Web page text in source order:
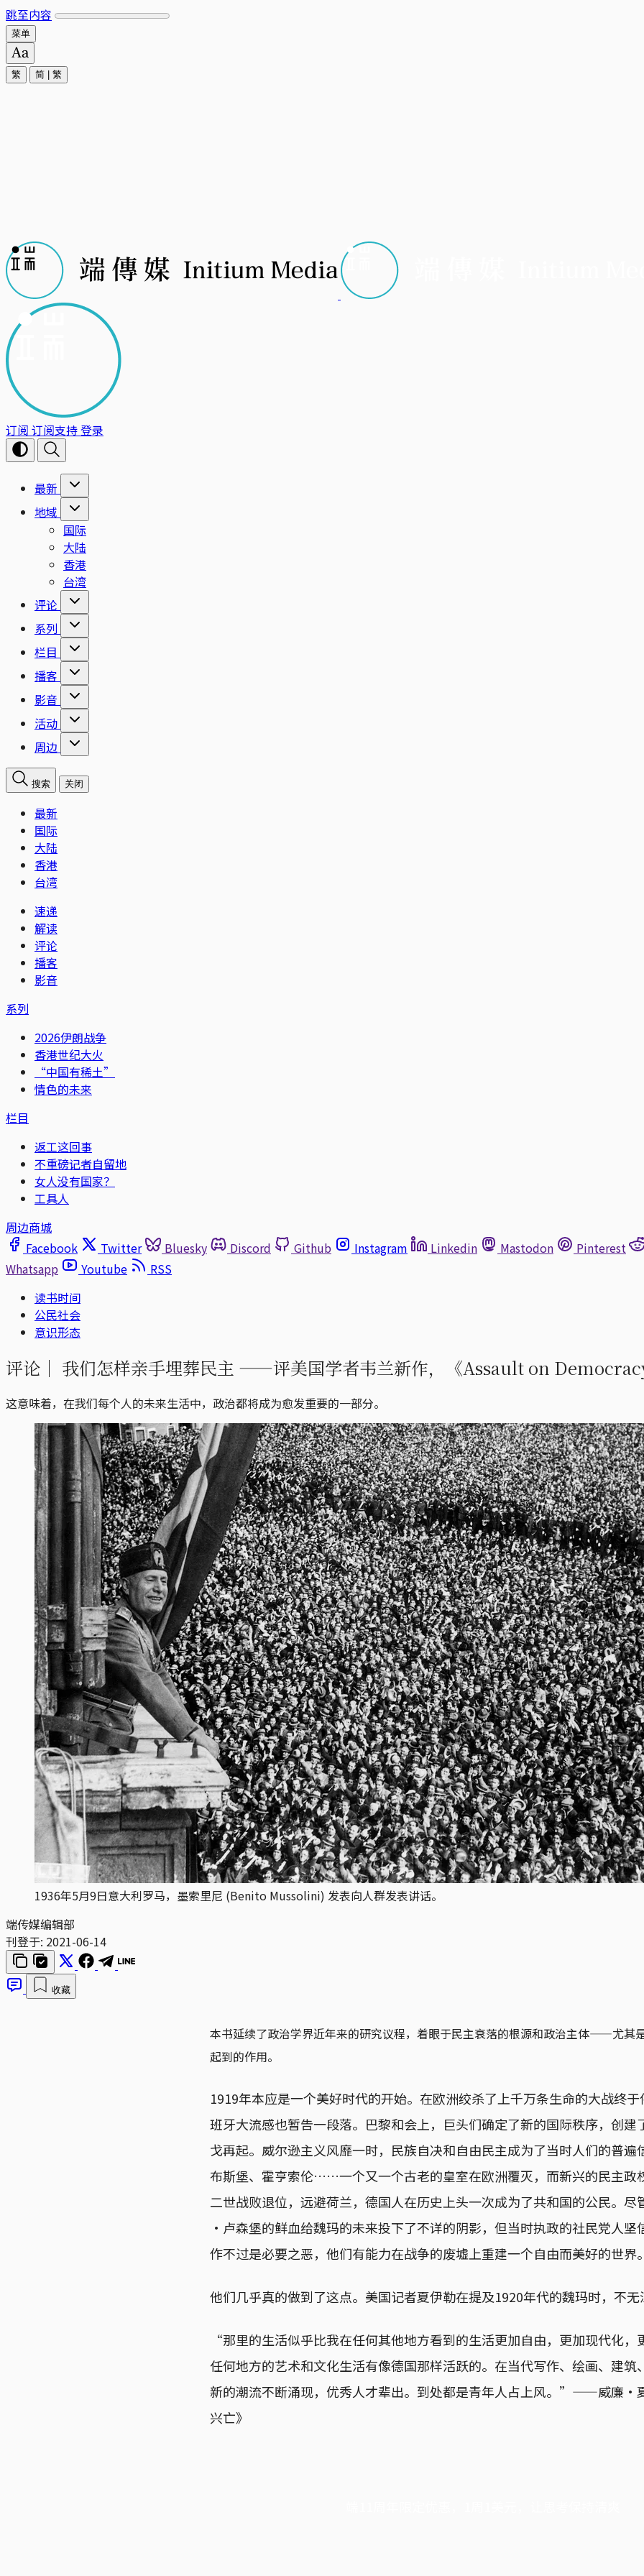
跳至内容
菜单
繁 简 繁
订阅 订阅支持登录
最新
地域
国际
大陆
香港
台湾
评论
系列
栏目
播客
影音
活动
周边
搜索 关闭
最新
国际
大陆
香港
台湾
速递
解读
评论
播客
影音
系列
2026伊朗战争
香港世纪大火
“中国有稀土”
情色的未来
栏目
返工这回事
不重磅记者自留地
女人没有国家？
工具人
周边商城
Facebook
Twitter Bluesky Discord Github Instagram Linkedin Mastodon
Pinterest
Whatsapp
Youtube
RSS
读书时间
公民社会
意识形态
评论｜ 我们怎样亲手埋葬民主 ——评美国学者韦兰新作，《Assault on
这意味着，在我们每个人的未来生活中，政治都将成为愈发重要的一部分。
1936年5月9日意大利罗马，墨索里尼 (Benito Mussolini) 发表向人群发表讲话。
端传媒编辑部
刊登于: 2021-06-14
收藏
本书延续了政治学界近年来的研究议程，着眼于民主衰落的根源和政治主体——尤
起到的作用。
1919年本应是一个美好时代的开始。在欧洲绞杀了上千万条生命的大战终
班牙大流感也暂告一段落。巴黎和会上，巨头们确定了新的国际秩序，创建
戈再起。威尔逊主义风靡一时，民族自决和自由民主成为了当时人们的普遍
布斯堡、霍亨索伦……一个又一个古老的皇室在欧洲覆灭，而新兴的民主政
二世战败退位，远避荷兰，德国人在历史上头一次成为了共和国的公民。尽
·卢森堡的鲜血给魏玛的未来投下了不详的阴影，但当时执政的社民党人坚
作不过是必要之恶，他们有能力在战争的废墟上重建一个自由而美好的世界
他们几乎真的做到了这点。美国记者夏伊勒在提及1920年代的魏玛时，不
“那里的生活似乎比我在任何其他地方看到的生活更加自由，更加现代化，
任何地方的艺术和文化生活有像德国那样活跃的。在当代写作、绘画、建筑
新的潮流不断涌现，优秀人才辈出。到处都是青年人占上风。”——威廉·
兴亡》